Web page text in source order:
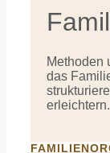
Methoden
das
erleichtern.